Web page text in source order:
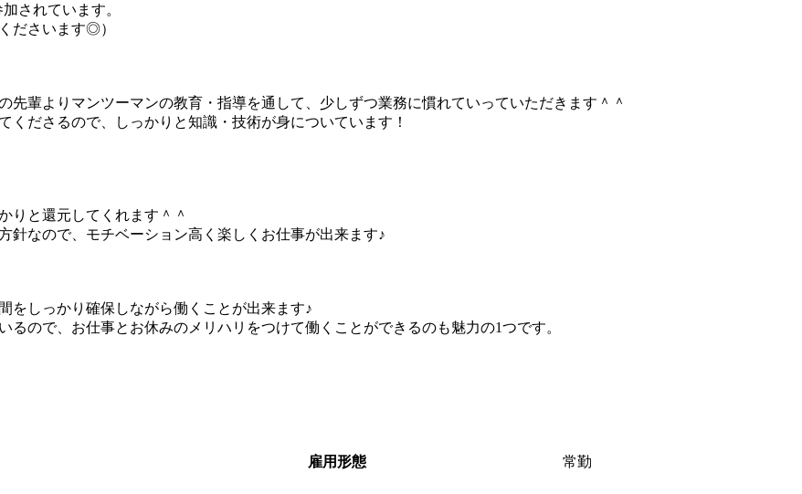
されています。
ださいます◎）
輩よりマンツーマンの教育・指導を通して、少しずつ業務に慣れていっていただきます＾＾
ださるので、しっかりと知識・技術が身についています！
りと還元してくれます＾＾
針なので、モチベーション高く楽しくお仕事が出来ます♪
をしっかり確保しながら働くことが出来ます♪
ので、お仕事とお休みのメリハリをつけて働くことができるのも魅力の1つです。
雇用形態 常勤